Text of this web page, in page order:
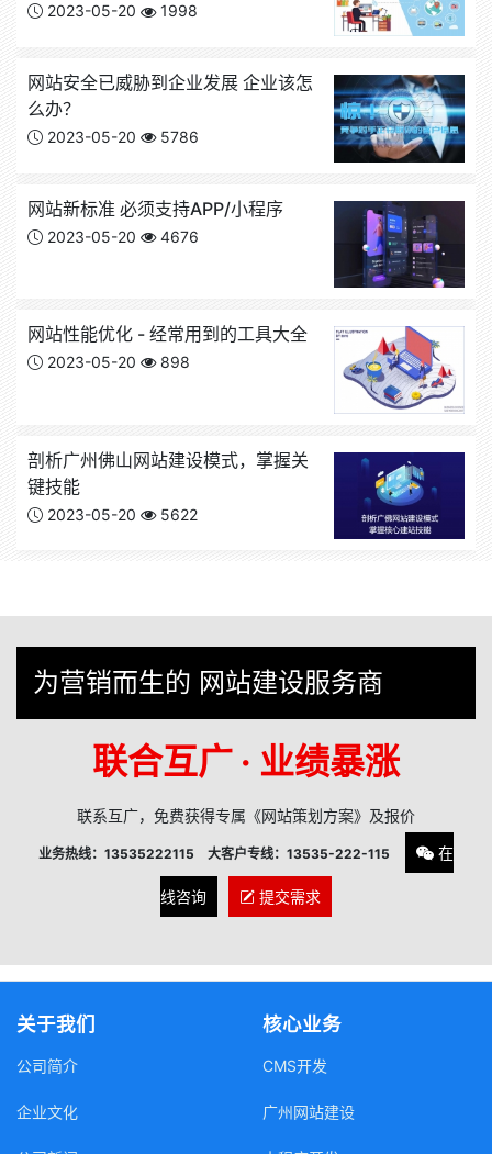
2023-05-20 1998
网站安全已威胁到企业发展 企业该怎
么办？
2023-05-20 5786
网站新标准 必须支持APP/小程序
2023-05-20 4676
网站性能优化 - 经常用到的工具大全
2023-05-20 898
剖析广州佛山网站建设模式，掌握关
键技能
2023-05-20 5622
为营销而生的 网站建设服务商
联合互广 · 业绩暴涨
联系互广，免费获得专属《网站策划方案》及报价
业务热线：13535222115 大客户专线：13535-222-115 在
线咨询 提交需求
关于我们
公司简介
企业文化
核心业务
CMS开发
广州网站建设